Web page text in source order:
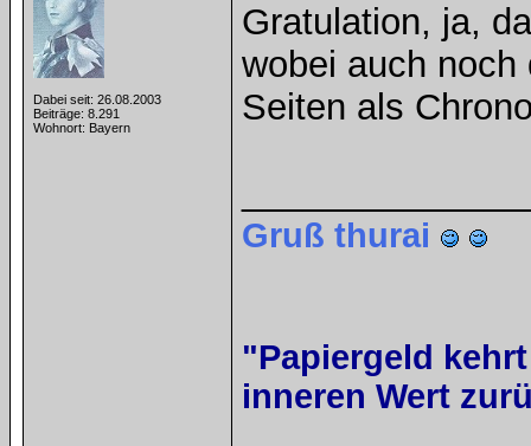
Dabei seit: 26.08.2003
Beiträge: 8.291
Wohnort: Bayern
Gratulation, ja,
wobei auch
Seiten als
Gruß thurai
"Papiergeld
inneren Wert